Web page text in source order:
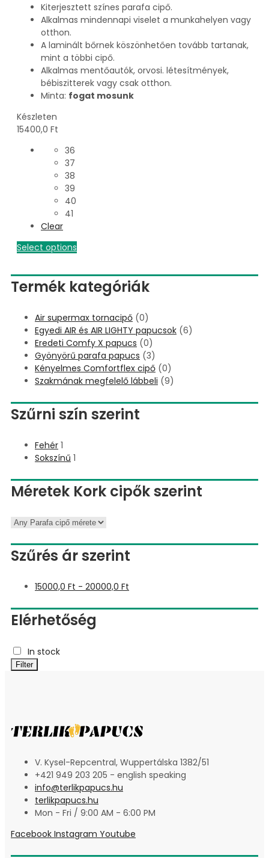
Kiterjesztett színes parafa cipő.
Alkalmas mindennapi viselet a munkahelyen vagy
otthon.
A laminált bőrnek köszönhetően tovább tartanak,
mint a többi cipő.
Alkalmas mentőautók, orvosi. létesítmények,
bébiszitterek vagy csak otthon.
Minta: fogat mosunk
Készleten
15400,0 Ft
36
37
38
39
40
41
Clear
Select options
Termék kategóriák
Air supermax tornacipő (0)
Egyedi AIR és AIR LIGHTY papucsok (6)
Eredeti Comfy X papucs (0)
Gyönyörű parafa papucs (3)
Kényelmes Comfortflex cipő (0)
Szakmának megfelelő lábbeli (9)
Szűrni szín szerint
Fehér 1
Sokszínű 1
Méretek Kork cipők szerint
Szűrés ár szerint
15000,0 Ft - 20000,0 Ft
Elérhetőség
In stock
Filter
V. Kysel-Repcentral, Wuppertálska 1382/51
+421 949 203 205 - english speaking
info@terlikpapucs.hu
terlikpapucs.hu
Mon - Fri / 9:00 AM - 6:00 PM
Facebook Instagram Youtube